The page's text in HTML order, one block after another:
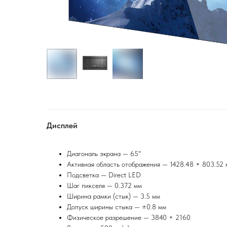
Дисплей
Диагональ экрана — 65"
Активная область отображения — 1428.48 × 803.52
Подсветка — Direct LED
Шаг пикселя — 0.372 мм
Ширина рамки (стык) — 3.5 мм
Допуск ширины стыка — ±0.8 мм
Физическое разрешение — 3840 × 2160